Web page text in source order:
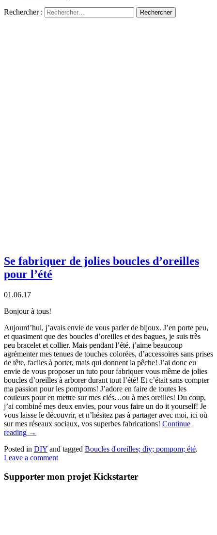
Rechercher :
Se fabriquer de jolies boucles d’oreilles
pour l’été
01.06.17
Bonjour à tous!
Aujourd’hui, j’avais envie de vous parler de bijoux. J’en porte peu,
et quasiment que des boucles d’oreilles et des bagues, je suis très
peu bracelet et collier. Mais pendant l’été, j’aime beaucoup
agrémenter mes tenues de touches colorées, d’accessoires sans prises
de tête, faciles à porter, mais qui donnent la pêche! J’ai donc eu
envie de vous proposer un tuto pour fabriquer vous même de jolies
boucles d’oreilles à arborer durant tout l’été! Et c’était sans compter
ma passion pour les pompoms! J’adore en faire de toutes les
couleurs pour en mettre sur mes clés…ou à mes oreilles! Du coup,
j’ai combiné mes deux envies, pour vous faire un do it yourself! Je
vous laisse le découvrir, et n’hésitez pas à partager avec moi, ici où
sur mes réseaux sociaux, vos superbes fabrications! Continue
reading →
Posted in DIY and tagged Boucles d'oreilles; diy; pompom; été.
Leave a comment
Supporter mon projet Kickstarter